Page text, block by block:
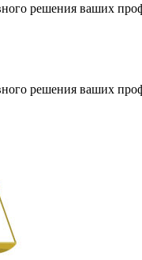
решения ваших
решения ваших